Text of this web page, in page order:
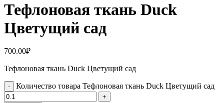
Тефлоновая ткань Duck
Цветущий сад
700.00₽
Тефлоновая ткань Duck Цветущий сад
Количество товара Тефлоновая ткань Duck Цветущий сад